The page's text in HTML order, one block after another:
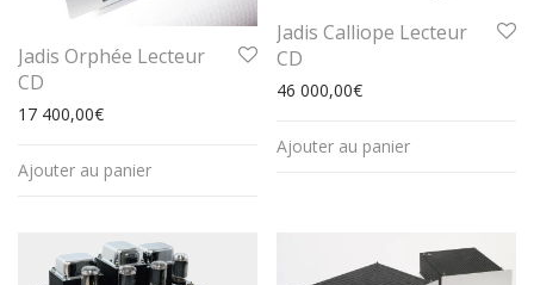
Jadis Orphée Lecteur
CD
17 400,00€
Ajouter au panier
Jadis Calliope Lecteur
CD
46 000,00€
Ajouter au panier